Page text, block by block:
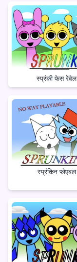
स्प्रंकी फेस रेवेल
स्प्रंकिन प्लेएबल